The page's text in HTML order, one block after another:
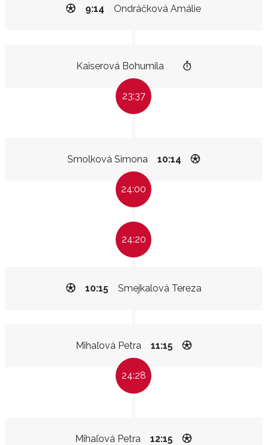
Ondráčková Amálie
9:14
Kaiserová Bohumila
23:37
Smolková Simona 10:14
24:00
24:20
Smejkalová Tereza
10:15
Mihaľová Petra 11:15
24:28
Mihaľová Petra 12:15